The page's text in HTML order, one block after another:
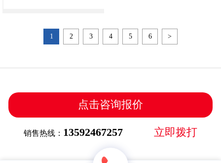
1 2 3 4 5 6 >
点击咨询报价
销售热线： 13592467257 立即拨打